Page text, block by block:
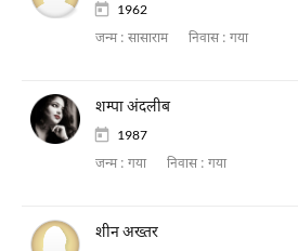
1962
जन्म : सासाराम निवास : गया
शम्पा अंदलीब
1987
जन्म : गया निवास : गया
शीन अख्तर